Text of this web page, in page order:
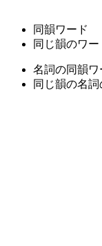
同韻ワード
同じ韻のワ
名詞の同韻ワ
同じ韻の名